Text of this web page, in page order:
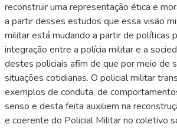
reconstruir uma representação ética e
a partir desses estudos que essa visão
militar está mudando a partir de políticas
integração entre a polícia militar e a
destes policiais afim de que por meio de
situações cotidianas. O policial militar
exemplos de conduta, de
senso e desta feita auxiliem na
e coerente do Policial Militar no coletivo